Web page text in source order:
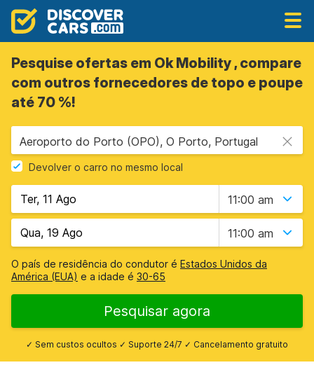
Pesquise ofertas em Ok Mobility , compare
com outros fornecedores de topo e poupe
até 70 %!
Aeroporto do Porto (OPO), O Porto, Portugal
Devolver o carro no mesmo local
11:00 am
11:00 am
O país de residência do condutor é Estados Unidos da
América (EUA) e a idade é 30-65
Pesquisar agora
✓ Sem custos ocultos ✓ Suporte 24/7 ✓ Cancelamento gratuito